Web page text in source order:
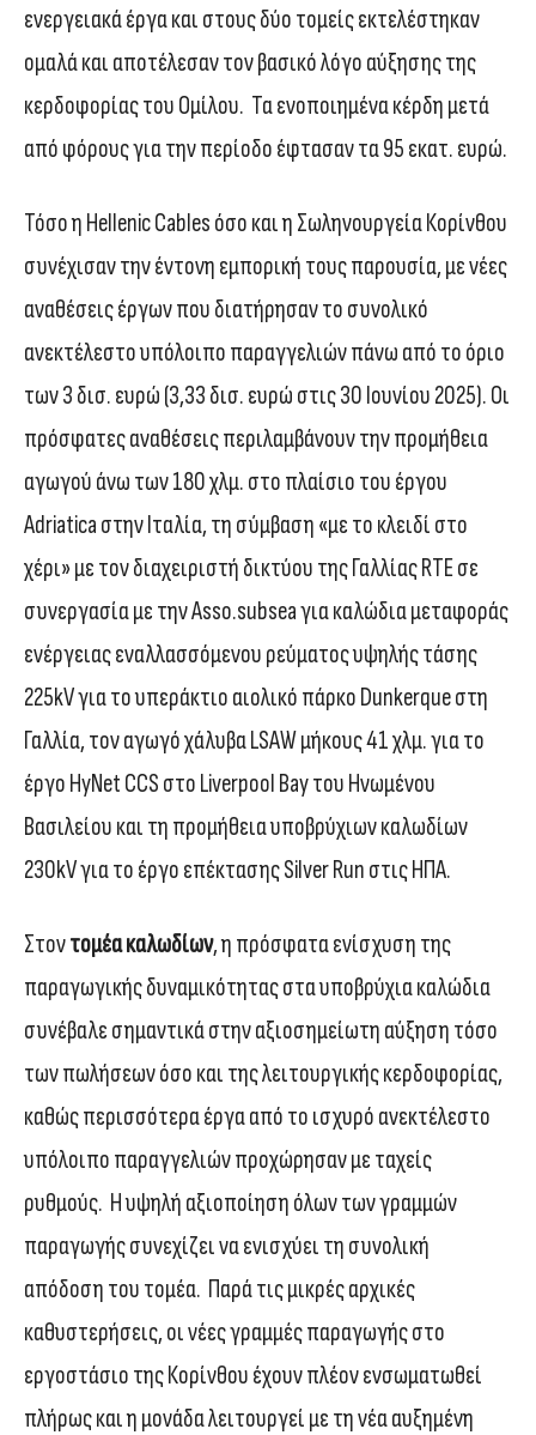
ενεργειακά έργα και στους δύο τομείς εκτελέστηκαν
ομαλά και αποτέλεσαν τον βασικό λόγο αύξησης της
κερδοφορίας του Ομίλου. Τα ενοποιημένα κέρδη μετά
από φόρους για την περίοδο έφτασαν τα 95 εκατ. ευρώ.
Τόσο η Hellenic Cables όσο και η Σωληνουργεία Κορίνθου
συνέχισαν την έντονη εμπορική τους παρουσία, με νέες
αναθέσεις έργων που διατήρησαν το συνολικό
ανεκτέλεστο υπόλοιπο παραγγελιών πάνω από το όριο
των 3 δισ. ευρώ (3,33 δισ. ευρώ στις 30 Ιουνίου 2025). Οι
πρόσφατες αναθέσεις περιλαμβάνουν την προμήθεια
αγωγού άνω των 180 χλμ. στο πλαίσιο του έργου
Adriatica στην Ιταλία, τη σύμβαση «με το κλειδί στο
χέρι» με τον διαχειριστή δικτύου της Γαλλίας RTE σε
συνεργασία με την Asso.subsea για καλώδια μεταφοράς
ενέργειας εναλλασσόμενου ρεύματος υψηλής τάσης
225kV για το υπεράκτιο αιολικό πάρκο Dunkerque στη
Γαλλία, τον αγωγό χάλυβα LSAW μήκους 41 χλμ. για το
έργο HyNet CCS στο Liverpool Bay του Ηνωμένου
Βασιλείου και τη προμήθεια υποβρύχιων καλωδίων
230kV για το έργο επέκτασης Silver Run στις ΗΠΑ.
Στοντομέα καλωδίων, η πρόσφατα ενίσχυση της
παραγωγικής δυναμικότητας στα υποβρύχια καλώδια
συνέβαλε σημαντικά στην αξιοσημείωτη αύξηση τόσο
των πωλήσεων όσο και της λειτουργικής κερδοφορίας,
καθώς περισσότερα έργα από το ισχυρό ανεκτέλεστο
υπόλοιπο παραγγελιών προχώρησαν με ταχείς
ρυθμούς. Η υψηλή αξιοποίηση όλων των γραμμών
παραγωγής συνεχίζει να ενισχύει τη συνολική
απόδοση του τομέα. Παρά τις μικρές αρχικές
καθυστερήσεις, οι νέες γραμμές παραγωγής στο
εργοστάσιο της Κορίνθου έχουν πλέον ενσωματωθεί
πλήρως και η μονάδα λειτουργεί με τη νέα αυξημένη